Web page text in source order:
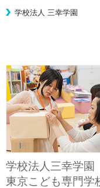
学校法人 三幸学園
学校法人三幸学園
東京こども専門学